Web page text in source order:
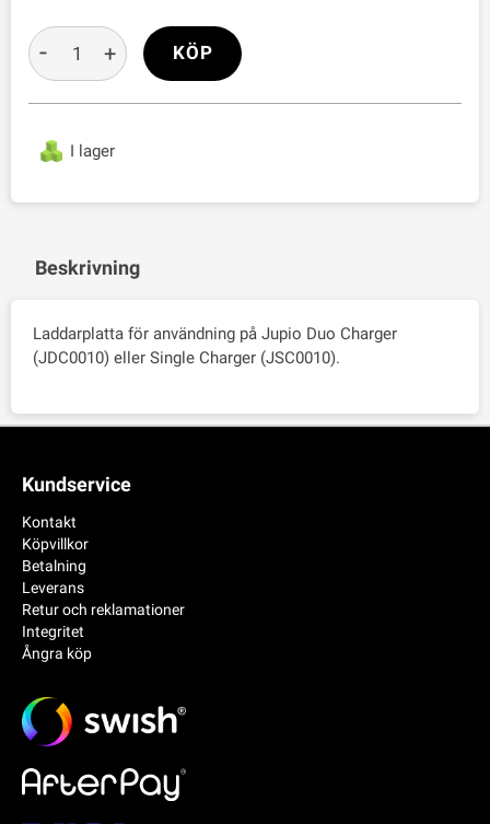
I lager
- + KÖP
Beskrivning
Laddarplatta för användning på Jupio Duo Charger
(JDC0010) eller Single Charger (JSC0010).
Kundservice
Kontakt
Köpvillkor
Betalning
Leverans
Retur och reklamationer
Integritet
Ångra köp